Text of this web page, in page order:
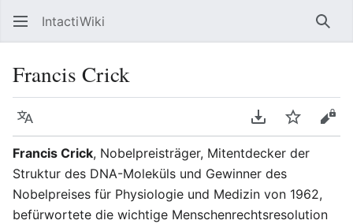
IntactiWiki
Francis Crick
Sprache PDF
Francis Crick, Nobelpreisträger, Mitentdecker der
Struktur des DNA-Moleküls und Gewinner des
Nobelpreises für Physiologie und Medizin von 1962,
befürwortete die wichtige Menschenrechtsresolution